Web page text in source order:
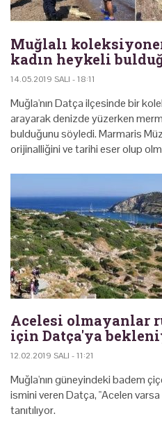
Muğlalı
kadın heykeli
14.05.2019 SALI - 18:11
Muğla'nın Datça ilçesinde bir
arayarak denizde yüzerken
bulduğunu söyledi. Marmaris
orijinalliğini ve tarihi eser olup
Acelesi olmayanlar
için Datça'ya
12.02.2019 SALI - 11:21
Muğla'nın güneyindeki badem
ismini veren Datça, "Acelen
tanıtılıyor.